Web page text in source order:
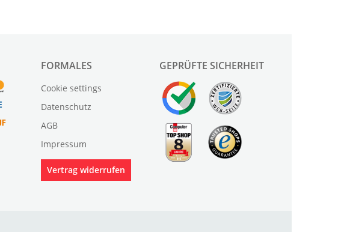
FORMALES
Cookie settings
Datenschutz
AGB
Impressum
Vertrag widerrufen
GEPRÜFTE SICHERHEIT